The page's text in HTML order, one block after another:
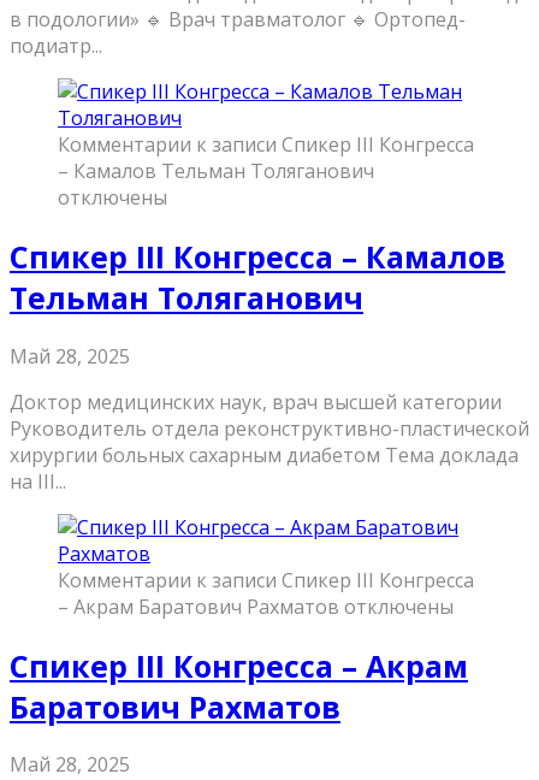
в подологии» 🔹 Врач травматолог 🔹 Ортопед-
подиатр...
Комментарии к записи Спикер III Конгресса
– Камалов Тельман Толяганович
отключены
Спикер III Конгресса – Камалов
Тельман Толяганович
Май 28, 2025
Доктор медицинских наук, врач высшей категории
Руководитель отдела реконструктивно-пластической
хирургии больных сахарным диабетом Тема доклада
на III...
Комментарии к записи Спикер III Конгресса
– Акрам Баратович Рахматов отключены
Спикер III Конгресса – Акрам
Баратович Рахматов
Май 28, 2025